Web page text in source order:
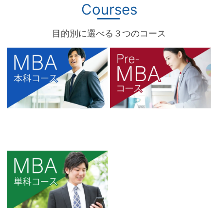
Courses
目的別に選べる３つのコース